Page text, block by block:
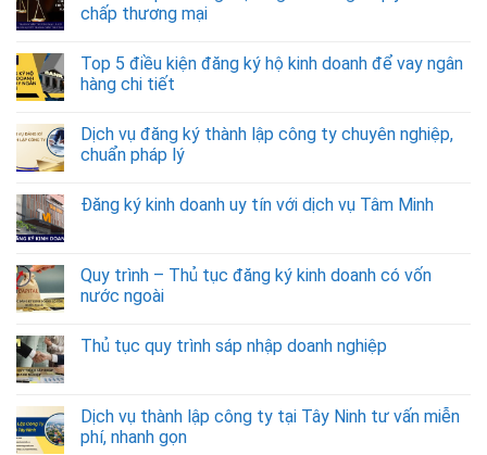
chấp thương mại
Top 5 điều kiện đăng ký hộ kinh doanh để vay ngân
hàng chi tiết
Dịch vụ đăng ký thành lập công ty chuyên nghiệp,
chuẩn pháp lý
Đăng ký kinh doanh uy tín với dịch vụ Tâm Minh
Quy trình – Thủ tục đăng ký kinh doanh có vốn
nước ngoài
Thủ tục quy trình sáp nhập doanh nghiệp
Dịch vụ thành lập công ty tại Tây Ninh tư vấn miễn
phí, nhanh gọn